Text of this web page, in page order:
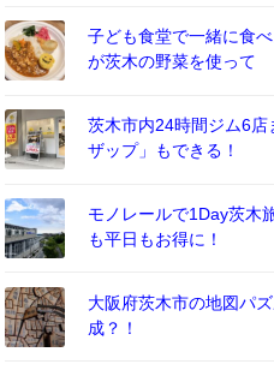
子ども食堂で一緒に食
が茨木の野菜を使って
茨木市内24時間ジム6店
ザップ」もできる！
モノレールで1Day茨木
も平日もお得に！
大阪府茨木市の地図パ
成？！